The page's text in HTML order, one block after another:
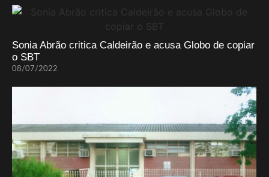
Sonia Abrão critica Caldeirão e acusa Globo de copiar
o SBT
08/07/2022